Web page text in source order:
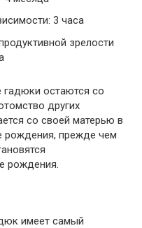
3 часа
зрелости
остаются со
других
со своей матерью в
рождения, прежде чем
рождения.
имеет самый